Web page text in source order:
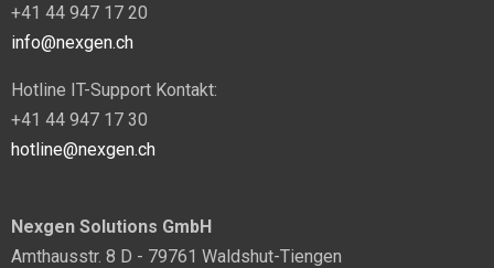
+41 44 947 17 20
info@nexgen.ch
Hotline IT-Support Kontakt:
+41 44 947 17 30
hotline@nexgen.ch
Nexgen Solutions GmbH
Amthausstr. 8 D - 79761 Waldshut-Tiengen